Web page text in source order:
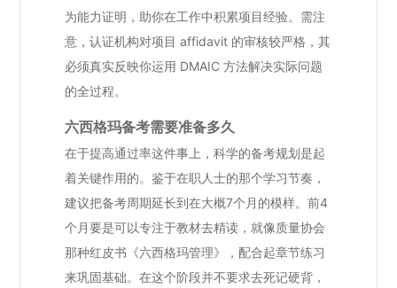
为能力证明，助你在工作中积累项目经验。需注
意，认证机构对项目 affidavit 的审核较严格，其
必须真实反映你运用 DMAIC 方法解决实际问题
的全过程。
六西格玛备考需要准备多久
在于提高通过率这件事上，科学的备考规划是起
着关键作用的。鉴于在职人士的那个学习节奏，
建议把备考周期延长到在大概7个月的模样。前4
个月要是可以专注于教材去精读，就像质量协会
那种红皮书《六西格玛管理》，配合起章节练习
来巩固基础。在这个阶段并不要求去死记硬背，